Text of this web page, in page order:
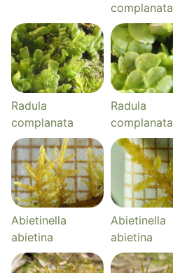
complanata
Radula
complanata
Radula
complanata
Abietinella
abietina
Abietinella
abietina